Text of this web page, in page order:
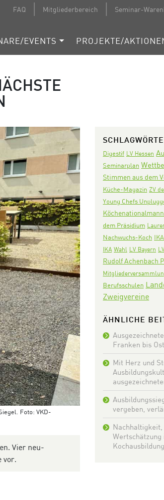
FAQ Mitgliederbereich Seminar-
EVENTS PROJEKTE/
Foto: VKD-
Vier neu-
vor.
Digestif LV Hessen
Seminarplan
Stimmen aus dem
Küche-Magazin ZV
Young Chefs
dem Präsidium
Nachwuchs-Koch
IKA Wahl LV Bayern
Rudolf Achenbach
Berufsschulen
Zweigvereine
ÄHNLICHE
Franken bis
Mit Herz und
vergeben,
Wertschätzung
Kochausbildung